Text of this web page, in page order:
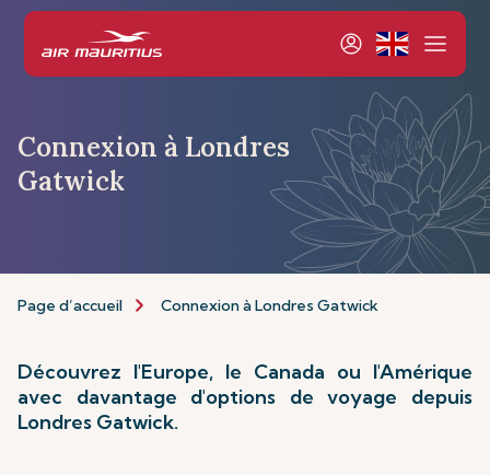
Connexion à Londres
Gatwick
Page d’accueil Connexion à Londres Gatwick
Découvrez l'Europe, le Canada ou l'Amérique
avec davantage d'options de voyage depuis
Londres Gatwick.